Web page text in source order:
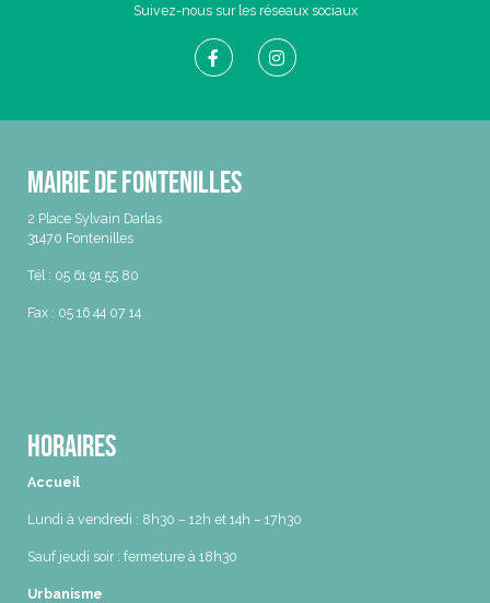
Suivez-nous sur les réseaux sociaux
Mairie de Fontenilles
2 Place Sylvain Darlas
31470 Fontenilles
Tél : 05 61 91 55 80
Fax : 05 16 44 07 14
Horaires
Accueil
Lundi à vendredi : 8h30 – 12h et 14h – 17h30
Sauf jeudi soir : fermeture à 18h30
Urbanisme